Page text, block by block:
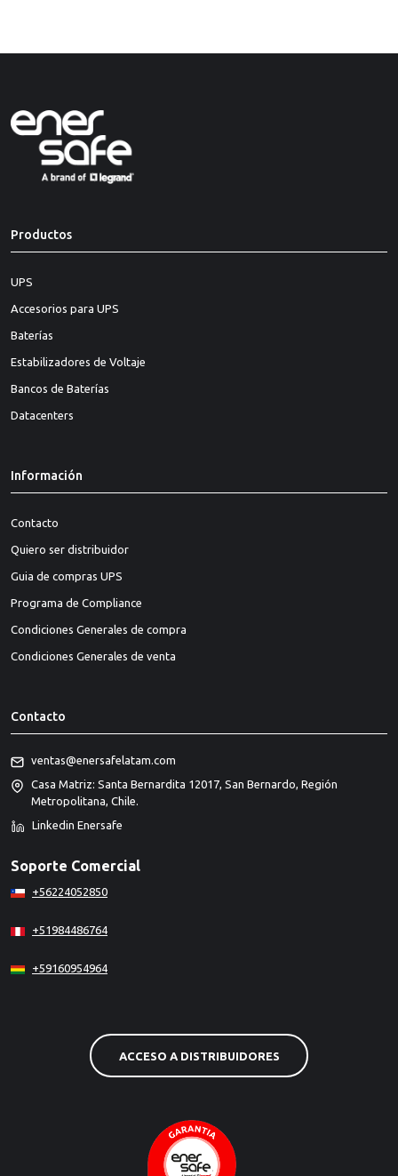
Productos
UPS
Accesorios para UPS
Baterías
Estabilizadores de Voltaje
Bancos de Baterías
Datacenters
Información
Contacto
Quiero ser distribuidor
Guia de compras UPS
Programa de Compliance
Condiciones Generales de compra
Condiciones Generales de venta
Contacto
ventas@enersafelatam.com
Casa Matriz: Santa Bernardita 12017, San Bernardo, Región
Metropolitana, Chile.
Linkedin Enersafe
Soporte Comercial
+56224052850
+51984486764
+59160954964
ACCESO A DISTRIBUIDORES